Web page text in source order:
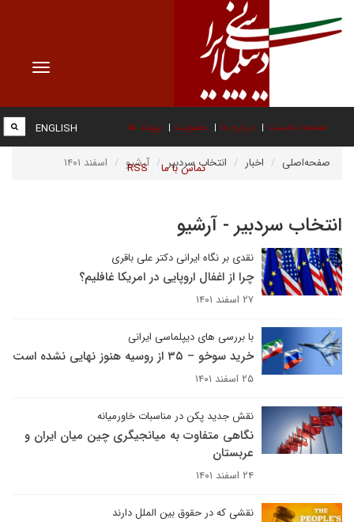
Toggle
صفحه نخست درباره ما عضویت پیوند ها
تماس با ما RSS
ENGLISH
صفحه‌اصلی اخبار انتخاب سردبیر آرشیو اسفند ۱۴۰۱
انتخاب سردبیر - آرشیو
نقدی بر نگاه ایرانی دکتر علی باقری
چرا از اغفال اروپایی در امریکا غافلیم؟
۲۷ اسفند ۱۴۰۱
با بررسی های دیپلماسی ایرانی
خرید سوخو – ۳۵ از روسیه هنوز نهایی نشده است
۲۵ اسفند ۱۴۰۱
نقش جدید پکن در مناسبات خاورمیانه
نگاهی متفاوت به میانجیگری چین میان ایران و
عربستان
۲۴ اسفند ۱۴۰۱
نقشی که در حقوق بین الملل دارند